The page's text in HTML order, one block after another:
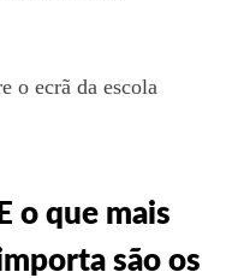
E o que mais
são os